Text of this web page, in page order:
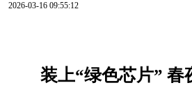
2026-03-16 09:55:12
装上“绿色芯片” 春